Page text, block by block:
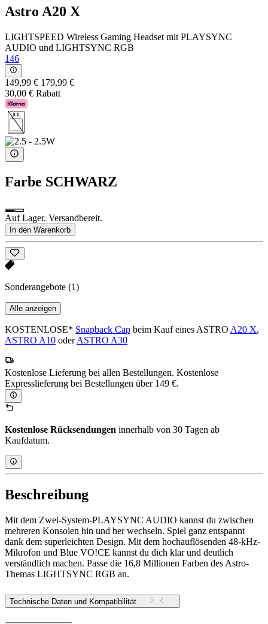
Astro A20 X
LIGHTSPEED Wireless Gaming Headset mit PLAYSYNC
AUDIO und LIGHTSYNC RGB
146
149,99 € 179,99 €
30,00 € Rabatt
Farbe SCHWARZ
Auf Lager. Versandbereit.
In den Warenkorb
Sonderangebote (1)
Alle anzeigen
KOSTENLOSE* Snapback Cap beim Kauf eines ASTRO A20 X,
ASTRO A10 oderASTRO A30
Kostenlose Lieferung bei allen Bestellungen. Kostenlose
Expresslieferung bei Bestellungen über 149 €.
Kostenlose Rücksendungen innerhalb von 30 Tagen ab
Kaufdatum.
Beschreibung
Mit dem Zwei-System-PLAYSYNC AUDIO kannst du zwischen
mehreren Konsolen hin und her wechseln. Spiel ganz entspannt
dank dem superleichten Design. Mit dem hochauflösenden 48-kHz-
Mikrofon und Blue VO!CE kannst du dich klar und deutlich
verständlich machen. Passe die 16,8 Millionen Farben des Astro-
Themas LIGHTSYNC RGB an.
Technische Daten und Kompatibilität